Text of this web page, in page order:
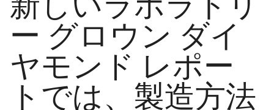
ー グロウン ダイ
ヤモンド レポー
トでは、製造方法